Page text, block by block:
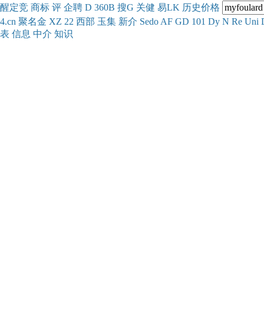
醒定竞 商标 评 企聘 D 360B 搜G 关健 易LK 历史价格
4.cn 聚名金 XZ 22 西部 玉集 新介 Sedo AF GD 101 Dy N Re Uni
表 信息 中介 知识